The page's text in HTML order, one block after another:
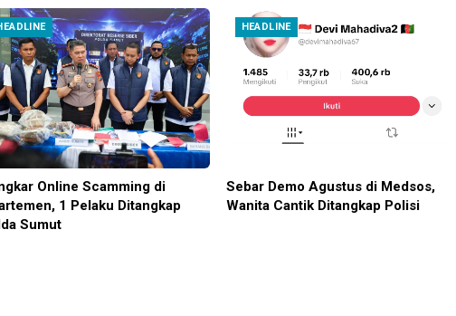
Online Scamming di
1 Pelaku Ditangkap
Sumut
HEADLINE
Sebar Demo Agustus di Medsos,
Wanita Cantik Ditangkap Polisi